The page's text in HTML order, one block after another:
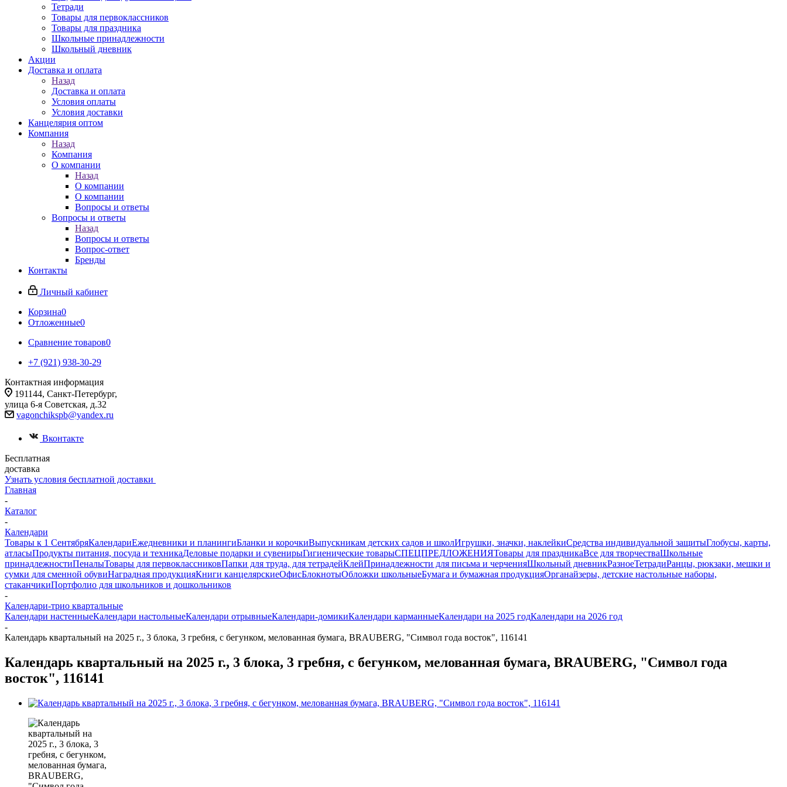
Тетради
Товары для первоклассников
Товары для праздника
Школьные принадлежности
Школьный дневник
Акции
Доставка и оплата
Назад
Доставка и оплата
Условия оплаты
Условия доставки
Канцелярия оптом
Компания
Назад
Компания
О компании
Назад
О компании
О компании
Вопросы и ответы
Вопросы и ответы
Назад
Вопросы и ответы
Вопрос-ответ
Бренды
Контакты
Личный кабинет
Корзина0
Отложенные0
Сравнение товаров0
+7 (921) 938-30-29
Контактная информация
191144, Санкт-Петербург,
улица 6-я Советская, д.32
vagonchikspb@yandex.ru
Вконтакте
Бесплатная
доставка
Узнать условия бесплатной доставки
Главная
-
Каталог
-
Календари
Товары к 1 СентябряКалендариЕжедневники и планингиБланки и корочкиВыпускникам детских садов и школИгрушки, значки, наклейкиСредства индивидуальной защитыГлобусы, карты,
атласыПродукты питания, посуда и техникаДеловые подарки и сувенирыГигиенические товарыСПЕЦПРЕДЛОЖЕНИЯТовары для праздникаВсе для творчестваШкольные
принадлежностиПеналыТовары для первоклассниковПапки для труда, для тетрадейКлейПринадлежности для письма и черченияШкольный дневникРазноеТетрадиРанцы, рюкзаки, мешки и
сумки для сменной обувиНаградная продукцияКниги канцелярскиеОфисБлокнотыОбложки школьныеБумага и бумажная продукцияОрганайзеры, детские настольные наборы,
стаканчикиПортфолио для школьников и дошкольников
-
Календари-трио квартальные
Календари настенныеКалендари настольныеКалендари отрывныеКалендари-домикиКалендари карманныеКалендари на 2025 годКалендари на 2026 год
-
Календарь квартальный на 2025 г., 3 блока, 3 гребня, с бегунком, мелованная бумага, BRAUBERG, "Символ года восток", 116141
Календарь квартальный на 2025 г., 3 блока, 3 гребня, с бегунком, мелованная бумага, BRAUBERG, "Символ года
восток", 116141